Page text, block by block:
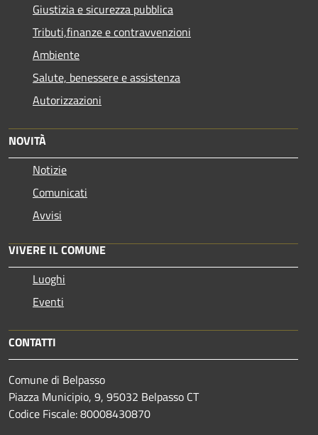
Giustizia e sicurezza pubblica
Tributi,finanze e contravvenzioni
Ambiente
Salute, benessere e assistenza
Autorizzazioni
NOVITÀ
Notizie
Comunicati
Avvisi
VIVERE IL COMUNE
Luoghi
Eventi
CONTATTI
Comune di Belpasso
Piazza Municipio, 9, 95032 Belpasso CT
Codice Fiscale: 80008430870